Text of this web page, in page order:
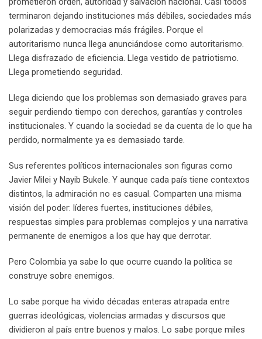
terminaron dejando instituciones más débiles, sociedades más
polarizadas y democracias más frágiles. Porque el
autoritarismo nunca llega anunciándose como autoritarismo.
Llega disfrazado de eficiencia. Llega vestido de patriotismo.
Llega prometiendo seguridad.
Llega diciendo que los problemas son demasiado graves para
seguir perdiendo tiempo con derechos, garantías y controles
institucionales. Y cuando la sociedad se da cuenta de lo que ha
perdido, normalmente ya es demasiado tarde.
Sus referentes políticos internacionales son figuras como
Javier Milei y Nayib Bukele. Y aunque cada país tiene contextos
distintos, la admiración no es casual. Comparten una misma
visión del poder: líderes fuertes, instituciones débiles,
respuestas simples para problemas complejos y una narrativa
permanente de enemigos a los que hay que derrotar.
Pero Colombia ya sabe lo que ocurre cuando la política se
construye sobre enemigos.
Lo sabe porque ha vivido décadas enteras atrapada entre
guerras ideológicas, violencias armadas y discursos que
dividieron al país entre buenos y malos. Lo sabe porque miles